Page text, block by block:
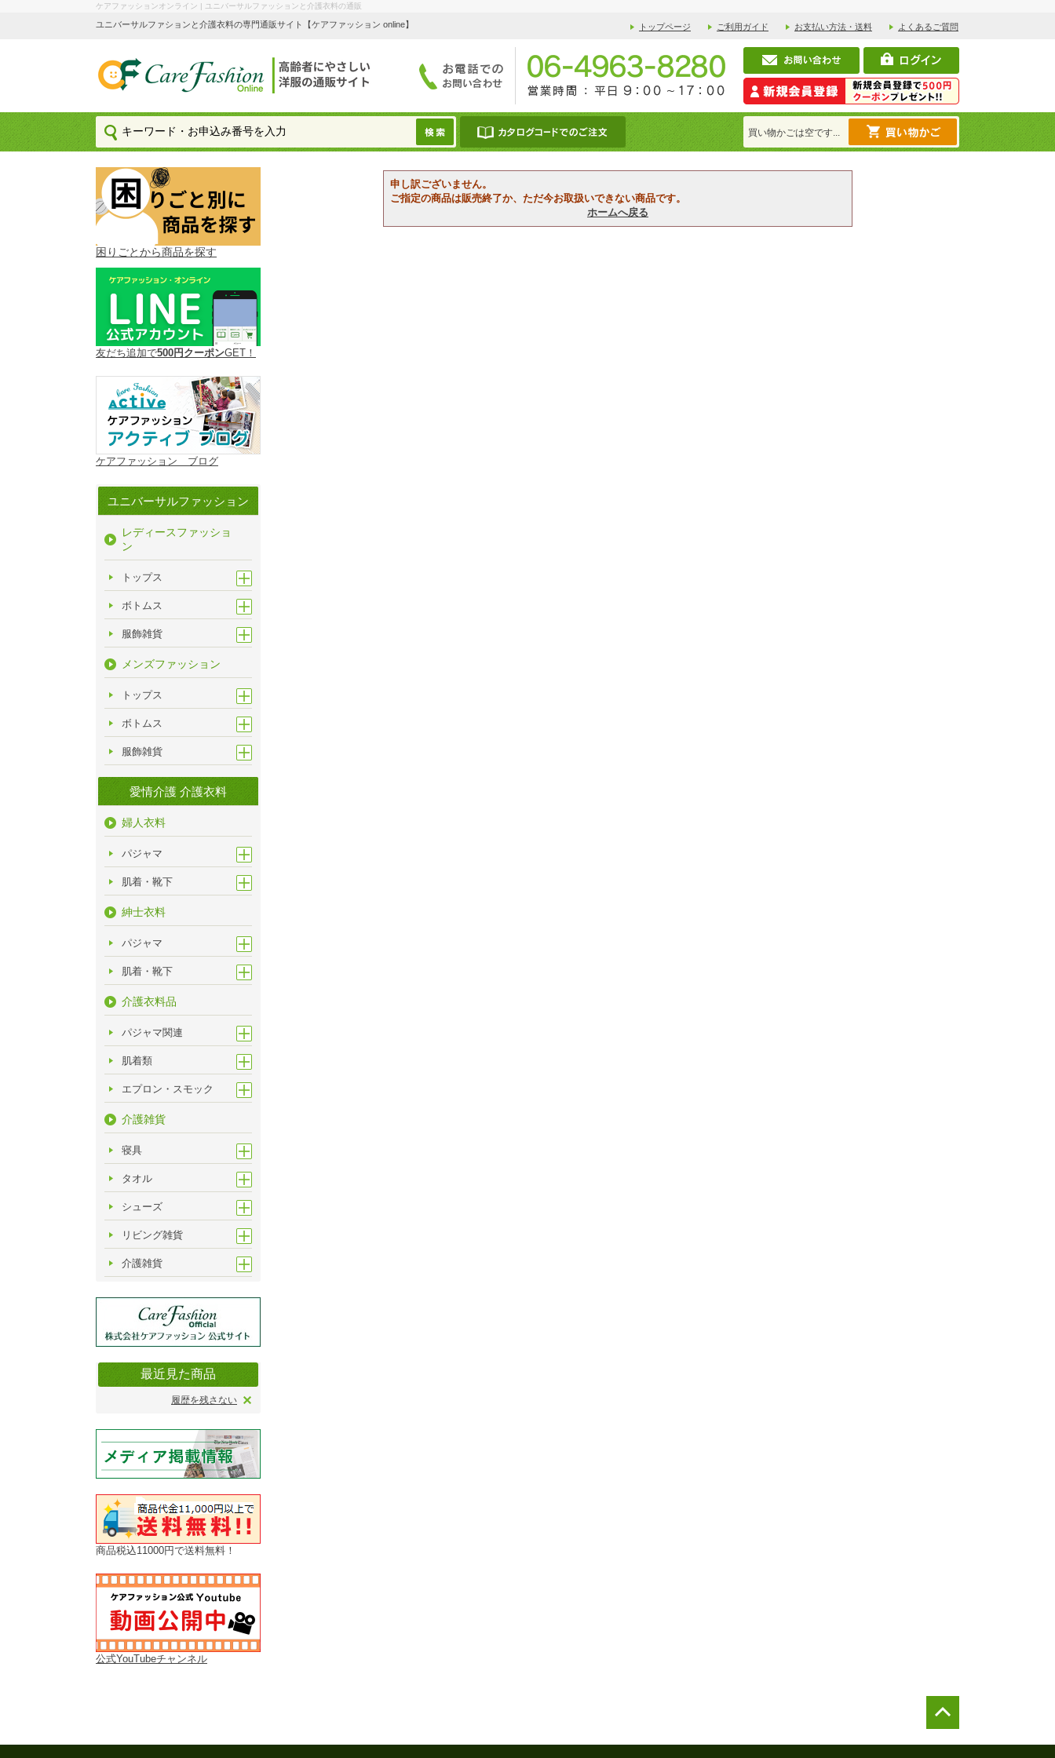
ケアファッションオンライン | ユニバーサルファッションと介護衣料の通販
ユニバーサルファションと介護衣料の専門通販サイト【ケアファッション online】 トップページ ご利用ガイド お支払い方法・送料 よくあるご質問
買い物かごは空です...
困りごとから商品を探す
友だち追加で500円クーポンGET！
ケアファッション ブログ
ユニバーサルファッション
レディースファッショ
ン
トップス
ボトムス
服飾雑貨
メンズファッション
トップス
ボトムス
服飾雑貨
愛情介護 介護衣料
婦人衣料
パジャマ
肌着・靴下
紳士衣料
パジャマ
肌着・靴下
介護衣料品
パジャマ関連
肌着類
エプロン・スモック
介護雑貨
寝具
タオル
シューズ
リビング雑貨
介護雑貨
最近見た商品
履歴を残さない
商品税込11000円で送料無料！
公式YouTubeチャンネル
申し訳ございません。
ご指定の商品は販売終了か、ただ今お取扱いできない商品です。
ホームへ戻る